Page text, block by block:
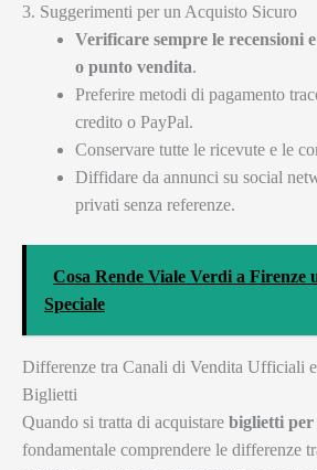
3. Suggerimenti per un Acquisto Sicuro
Verificare sempre le recensioni
o punto vendita.
Preferire metodi di pagamento
credito o PayPal.
Conservare tutte le ricevute e le
Diffidare da annunci su social
privati senza referenze.
Cosa Rende Viale Verdi a Firenze
Speciale
Differenze tra Canali di Vendita Ufficiali
Biglietti
Quando si tratta di acquistare biglietti per
fondamentale comprendere le differenze